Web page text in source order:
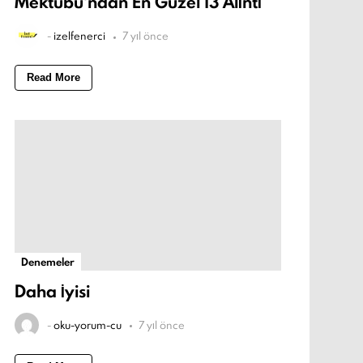
- izelfenerci 7 yıl önce
Read More
Denemeler
Daha İyisi
-oku-yorum-cu 7 yıl önce